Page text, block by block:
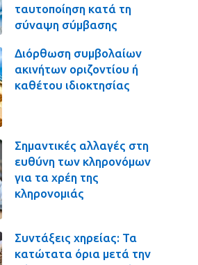
ταυτοποίηση κατά τη
σύναψη σύμβασης
Διόρθωση συμβολαίων
ακινήτων οριζοντίου ή
καθέτου ιδιοκτησίας
Σημαντικές αλλαγές στη
ευθύνη των κληρονόμων
για τα χρέη της
κληρονομιάς
Συντάξεις χηρείας: Τα
κατώτατα όρια μετά την